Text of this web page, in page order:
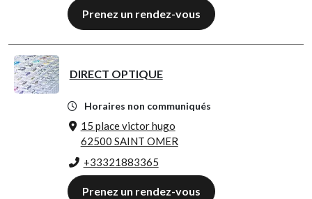
Prenez un rendez-vous
DIRECT OPTIQUE
Horaires non communiqués
15 place victor hugo
62500 SAINT OMER
+33321883365
Prenez un rendez-vous